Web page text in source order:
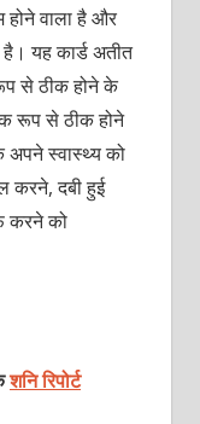
वाला है और
यह कार्ड अतीत
से ठीक होने के
रूप से ठीक होने
अपने स्‍वास्‍थ्‍य को
करने, दबी हुई
करने को
शनि रिपोर्ट